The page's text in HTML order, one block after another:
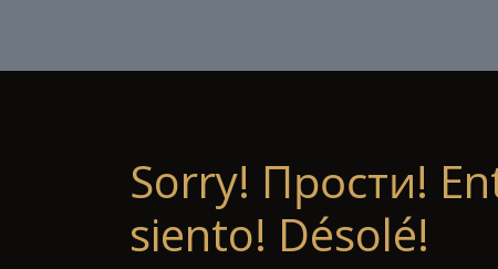
Sorry! Прости!
siento! Désolé!